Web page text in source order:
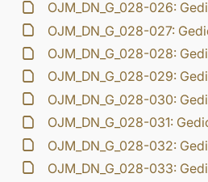
OJM_DN_G_028-026:
OJM_DN_G_028-027:
OJM_DN_G_028-028:
OJM_DN_G_028-029:
OJM_DN_G_028-030:
OJM_DN_G_028-031:
OJM_DN_G_028-032:
OJM_DN_G_028-033: